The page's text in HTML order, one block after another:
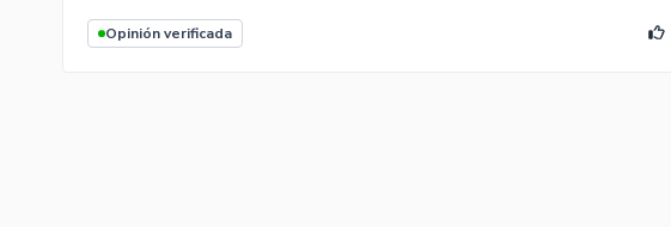
Opinión verificada